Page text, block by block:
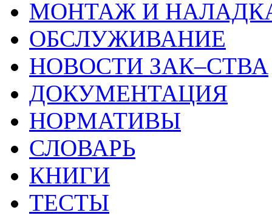
МОНТАЖ И
ОБСЛУЖИВАНИЕ
НОВОСТИ ЗАК–СТВА
ДОКУМЕНТАЦИЯ
НОРМАТИВЫ
СЛОВАРЬ
КНИГИ
ТЕСТЫ